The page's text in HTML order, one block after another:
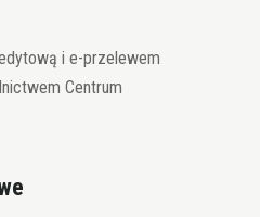
i e-przelewem
Centrum